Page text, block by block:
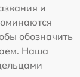
и
обозначить
Наша